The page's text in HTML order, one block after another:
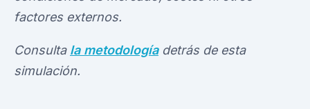
factores externos.
Consulta la metodologíadetrás de esta
simulación.